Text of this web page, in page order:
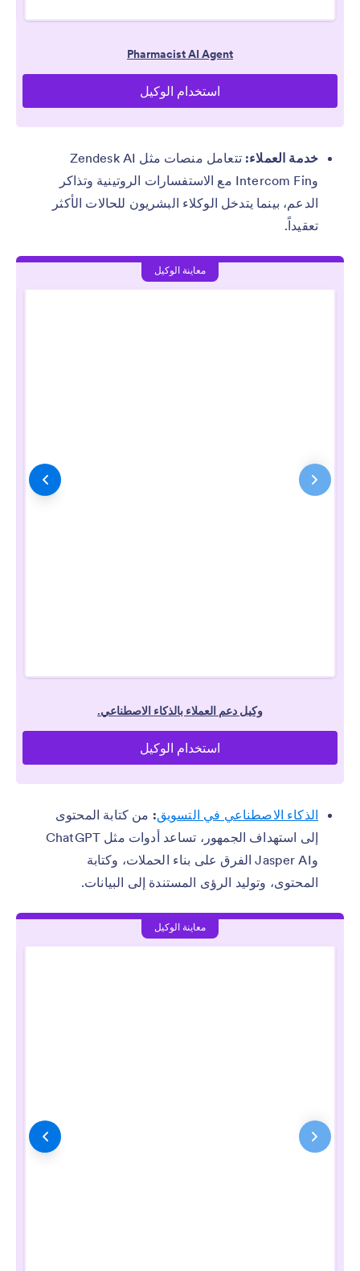
خدمة العملاء:
تتعامل منصات مثل Zendesk AI
وIntercom Fin مع الاستفسارات الروتينية وتذاكر
الدعم، بينما يتدخل الوكلاء البشريون للحالات الأكثر
تعقيداً.
الذكاء الاصطناعي في التسويق: من كتابة المحتوى
إلى استهداف الجمهور، تساعد أدوات مثل ChatGPT
وJasper AI الفرق على بناء الحملات، وكتابة
المحتوى، وتوليد الرؤى المستندة إلى البيانات.